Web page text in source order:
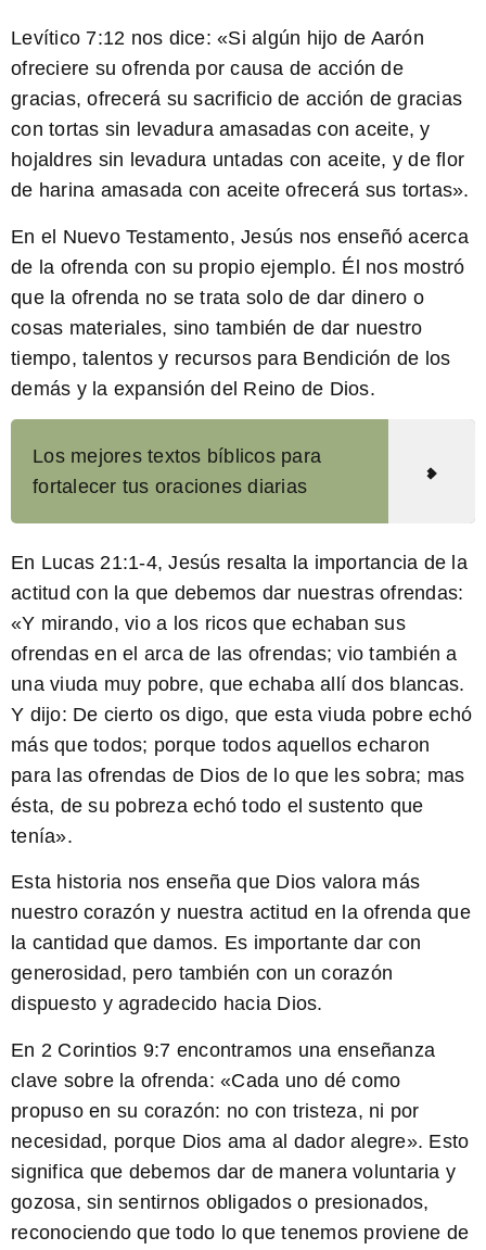
Levítico 7:12 nos dice: «Si algún hijo de Aarón
ofreciere su ofrenda por causa de acción de
gracias, ofrecerá su sacrificio de acción de gracias
con tortas sin levadura amasadas con aceite, y
hojaldres sin levadura untadas con aceite, y de flor
de harina amasada con aceite ofrecerá sus tortas».
En el Nuevo Testamento, Jesús nos enseñó acerca
de la ofrenda con su propio ejemplo. Él nos mostró
que la ofrenda no se trata solo de dar dinero o
cosas materiales, sino también de dar nuestro
tiempo, talentos y recursos para Bendición de los
demás y la expansión del Reino de Dios.
Los mejores textos bíblicos para
fortalecer tus oraciones diarias
En Lucas 21:1-4, Jesús resalta la importancia de la
actitud con la que debemos dar nuestras ofrendas:
«Y mirando, vio a los ricos que echaban sus
ofrendas en el arca de las ofrendas; vio también a
una viuda muy pobre, que echaba allí dos blancas.
Y dijo: De cierto os digo, que esta viuda pobre echó
más que todos; porque todos aquellos echaron
para las ofrendas de Dios de lo que les sobra; mas
ésta, de su pobreza echó todo el sustento que
tenía».
Esta historia nos enseña que Dios valora más
nuestro corazón y nuestra actitud en la ofrenda que
la cantidad que damos. Es importante dar con
generosidad, pero también con un corazón
dispuesto y agradecido hacia Dios.
En 2 Corintios 9:7 encontramos una enseñanza
clave sobre la ofrenda: «Cada uno dé como
propuso en su corazón: no con tristeza, ni por
necesidad, porque Dios ama al dador alegre». Esto
significa que debemos dar de manera voluntaria y
gozosa, sin sentirnos obligados o presionados,
reconociendo que todo lo que tenemos proviene de